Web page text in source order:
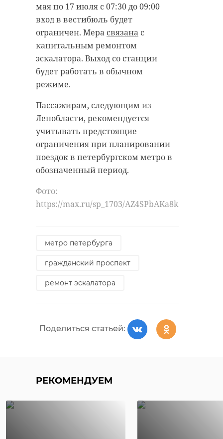
мая по 17 июля с 07:30 до 09:00
вход в вестибюль будет
ограничен. Мера связана с
капитальным ремонтом
эскалатора. Выход со станции
будет работать в обычном
режиме.
Пассажирам, следующим из
Ленобласти, рекомендуется
учитывать предстоящие
ограничения при планировании
поездок в петербургском метро в
обозначенный период.
Фото:
https://max.ru/sp_1703/AZ4SPbAKa8k
метро петербурга
гражданский проспект
ремонт эскалатора
Поделиться статьей:
РЕКОМЕНДУЕМ